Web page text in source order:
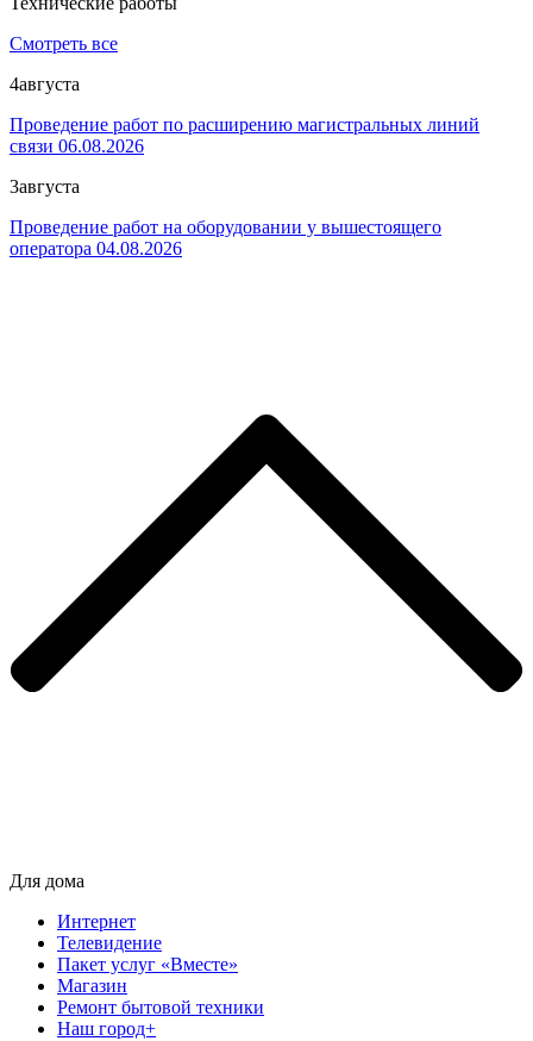
Смотреть все
4августа
Проведение работ по расширению магистральных линий
связи 06.08.2026
3августа
Проведение работ на оборудовании у вышестоящего
оператора 04.08.2026
Для дома
Интернет
Телевидение
Пакет услуг «Вместе»
Магазин
Ремонт бытовой техники
Наш город+